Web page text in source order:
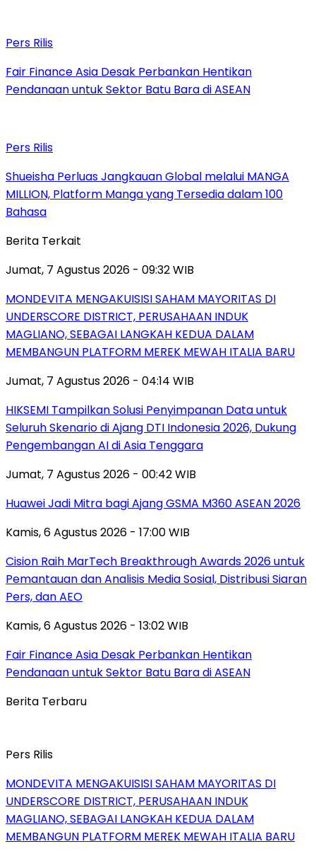
Pers Rilis
Fair Finance Asia Desak Perbankan Hentikan
Pendanaan untuk Sektor Batu Bara di ASEAN
Pers Rilis
Shueisha Perluas Jangkauan Global melalui MANGA
MILLION, Platform Manga yang Tersedia dalam 100
Bahasa
Berita Terkait
Jumat, 7 Agustus 2026 - 09:32 WIB
MONDEVITA MENGAKUISISI SAHAM MAYORITAS DI
UNDERSCORE DISTRICT, PERUSAHAAN INDUK
MAGLIANO, SEBAGAI LANGKAH KEDUA DALAM
MEMBANGUN PLATFORM MEREK MEWAH ITALIA BARU
Jumat, 7 Agustus 2026 - 04:14 WIB
HIKSEMI Tampilkan Solusi Penyimpanan Data untuk
Seluruh Skenario di Ajang DTI Indonesia 2026, Dukung
Pengembangan AI di Asia Tenggara
Jumat, 7 Agustus 2026 - 00:42 WIB
Huawei Jadi Mitra bagi Ajang GSMA M360 ASEAN 2026
Kamis, 6 Agustus 2026 - 17:00 WIB
Cision Raih MarTech Breakthrough Awards 2026 untuk
Pemantauan dan Analisis Media Sosial, Distribusi Siaran
Pers, dan AEO
Kamis, 6 Agustus 2026 - 13:02 WIB
Fair Finance Asia Desak Perbankan Hentikan
Pendanaan untuk Sektor Batu Bara di ASEAN
Berita Terbaru
Pers Rilis
MONDEVITA MENGAKUISISI SAHAM MAYORITAS DI
UNDERSCORE DISTRICT, PERUSAHAAN INDUK
MAGLIANO, SEBAGAI LANGKAH KEDUA DALAM
MEMBANGUN PLATFORM MEREK MEWAH ITALIA BARU